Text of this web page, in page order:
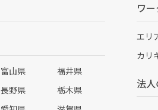
富山県
長野県
福井県
栃木県
ワ
エリ
カリ
法